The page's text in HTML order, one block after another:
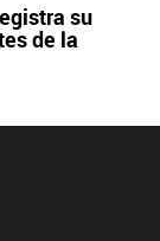
su
de la